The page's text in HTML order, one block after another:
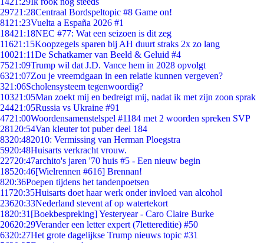
29721:28Centraal Bordspeltopic #8 Game on!
81 21:23Vuelta a España 2026 #1
18421:18NEC #77: Wat een seizoen is dit zeg
11621:15Koopzegels sparen bij AH duurt straks 2x zo lang
10021:11De Schatkamer van Beeld & Geluid #4
7521:09Trump wil dat J.D. Vance hem in 2028 opvolgt
6321:07Zou je vreemdgaan in een relatie kunnen vergeven?
321:06Scholensysteem tegenwoordig?
10321:05Man zoekt mij en bedreigt mij, nadat ik met zijn zoon sprak
24421:05Russia vs Ukraine #91
4721:00Woordensamenstelspel #1184 met 2 woorden spreken SVP
281 20:54Van kleuter tot puber deel 184
8320:482010: Vermissing van Herman Ploegstra
5920:48Huisarts verkracht vrouw.
22720:47archito's jaren '70 huis #5 - Een nieuw begin
18520:46[Wielrennen #616] Brennan!
820:36Poepen tijdens het tandenpoetsen
11720:35Huisarts doet haar werk onder invloed van alcohol
23620:33Nederland stevent af op watertekort
1820:31 [Boekbespreking] Yesteryear - Caro Claire Burke
20620:29Verander een letter expert (7lettereditie) #50
6320:27Het grote dagelijkse Trump nieuws topic #31